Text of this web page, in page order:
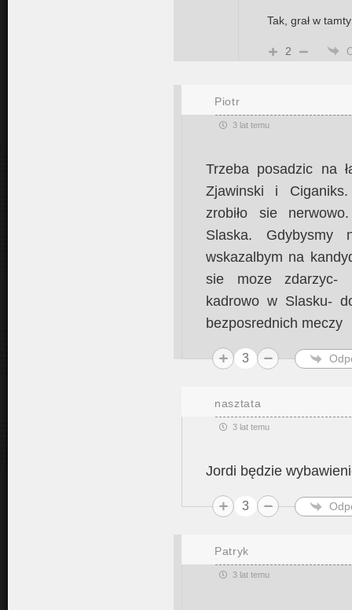
Tak, grał w
2
Piotr
3 lat temu
Trzeba posadzic na
Zjawinski i
zrobiło sie
Slaska.
wskazalbym na
sie moze zdarzyc-
kadrowo w Slasku-
bezposrednich meczy
3
nasztata
3 lat temu
Jordi będzie
3
Patryk
3 lat temu